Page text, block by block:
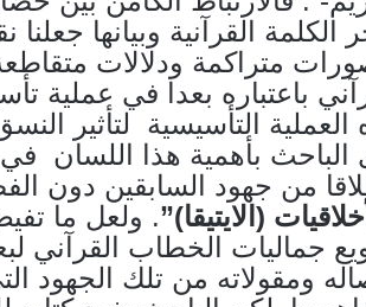
الكلمة القرآنية وبيانها
متراكمة ودلالات
باعتباره بعدا في
العملية التأسيسية لتأثير
الباحث بأهمية هذا اللسان
من جهود السابقين دون
(الايتيقا)”. ولعل ما
جماليات الخطاب القرآني
ومقولاته من تلك الجهود